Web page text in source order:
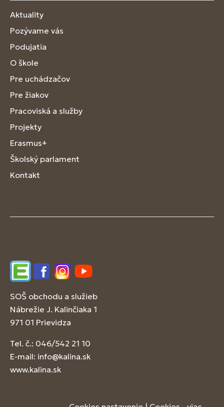
Aktuality
Pozývame vás
Podujatia
O škole
Pre uchádzačov
Pre žiakov
Pracoviská a služby
Projekty
Erasmus+
Školský parlament
Kontakt
EdupageFacebookInstagram
YouTube
SOŠ obchodu a služieb
Nábrežie J. Kalinčiaka 1
971 01 Prievidza
Tel. č.: 046/542 21 10
E-mail: info@kalina.sk
www.kalina.sk